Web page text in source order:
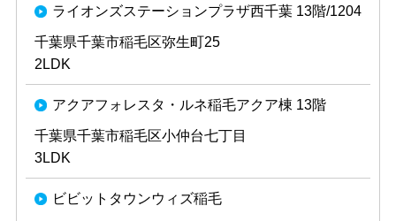
ライオンズステーションプラザ西千葉 13階/1204
千葉県千葉市稲毛区弥生町25
2LDK
アクアフォレスタ・ルネ稲毛アクア棟 13階
千葉県千葉市稲毛区小仲台七丁目
3LDK
ビビットタウンウィズ稲毛